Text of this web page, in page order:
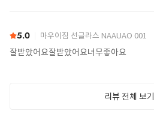
5.0 마우이짐 선글라스 NAAUAO 001
잘받았어요잘받았어요너무좋아요
리뷰 전체 보기